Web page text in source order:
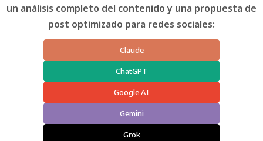
un análisis completo del contenido y una propuesta de
post optimizado para redes sociales:
Claude
ChatGPT
Google AI
Gemini
Grok